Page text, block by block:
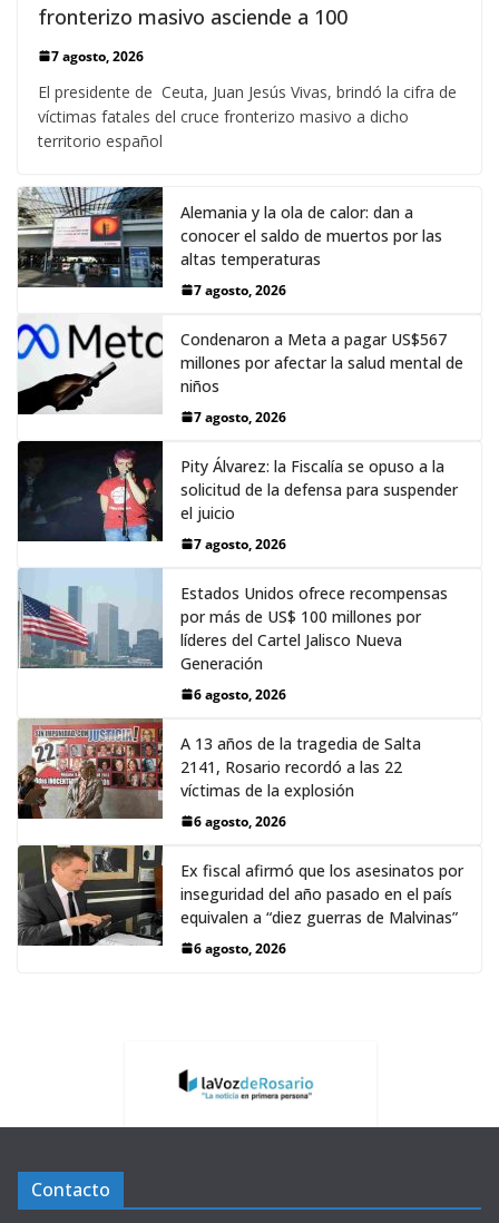
fronterizo masivo asciende a 100
7 agosto, 2026
El presidente de Ceuta, Juan Jesús Vivas, brindó la cifra de
víctimas fatales del cruce fronterizo masivo a dicho
territorio español
Alemania y la ola de calor: dan a
conocer el saldo de muertos por las
altas temperaturas
7 agosto, 2026
Condenaron a Meta a pagar US$567
millones por afectar la salud mental de
niños
7 agosto, 2026
Pity Álvarez: la Fiscalía se opuso a la
solicitud de la defensa para suspender
el juicio
7 agosto, 2026
Estados Unidos ofrece recompensas
por más de US$ 100 millones por
líderes del Cartel Jalisco Nueva
Generación
6 agosto, 2026
A 13 años de la tragedia de Salta
2141, Rosario recordó a las 22
víctimas de la explosión
6 agosto, 2026
Ex fiscal afirmó que los asesinatos por
inseguridad del año pasado en el país
equivalen a “diez guerras de Malvinas”
6 agosto, 2026
Contacto